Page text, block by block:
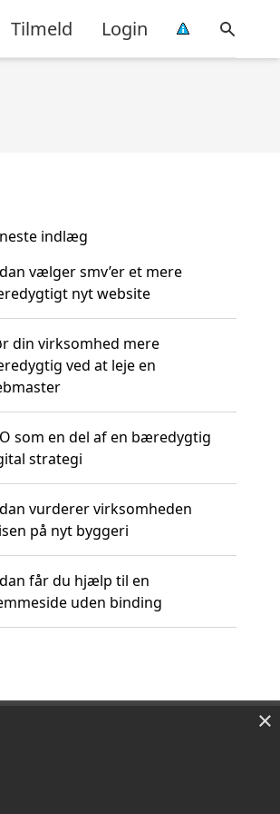
Tilmeld Login
indlæg
vælger smv’er et mere
nyt website
din virksomhed mere
ved at leje en
som en del af en bæredygtig
strategi
vurderer virksomheden
på nyt byggeri
får du hjælp til en
uden binding
×